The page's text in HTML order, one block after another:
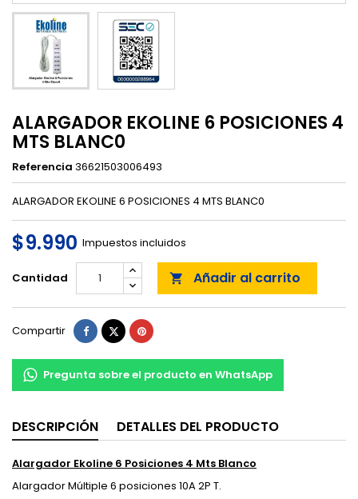
ALARGADOR EKOLINE 6 POSICIONES 4
MTS BLANC0
Referencia 36621503006493
ALARGADOR EKOLINE 6 POSICIONES 4 MTS BLANC0
$9.990 Impuestos incluidos
Cantidad  Añadir al carrito
Compartir Compartir
TuitearPinterest
Pregunta sobre el producto en WhatsApp
DESCRIPCIÓN DETALLES DEL PRODUCTO
Alargador Ekoline 6 Posiciones 4 Mts Blanco
Alargador Múltiple 6 posiciones 10A 2P T.